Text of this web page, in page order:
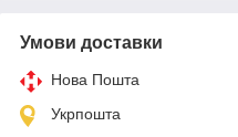
Умови доставки
Нова Пошта
Укрпошта